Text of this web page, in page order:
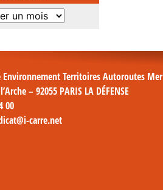
Environnement Territoires Autoroutes Mer
– 92055 PARIS LA DÉFENSE
00
carre.net